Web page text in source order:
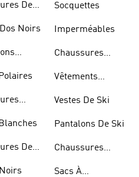
De
Noirs
De
Socquettes
Imperméables
Chaussures
Vêtements
Vestes De Ski
Pantalons De Ski
Chaussures
Sacs À